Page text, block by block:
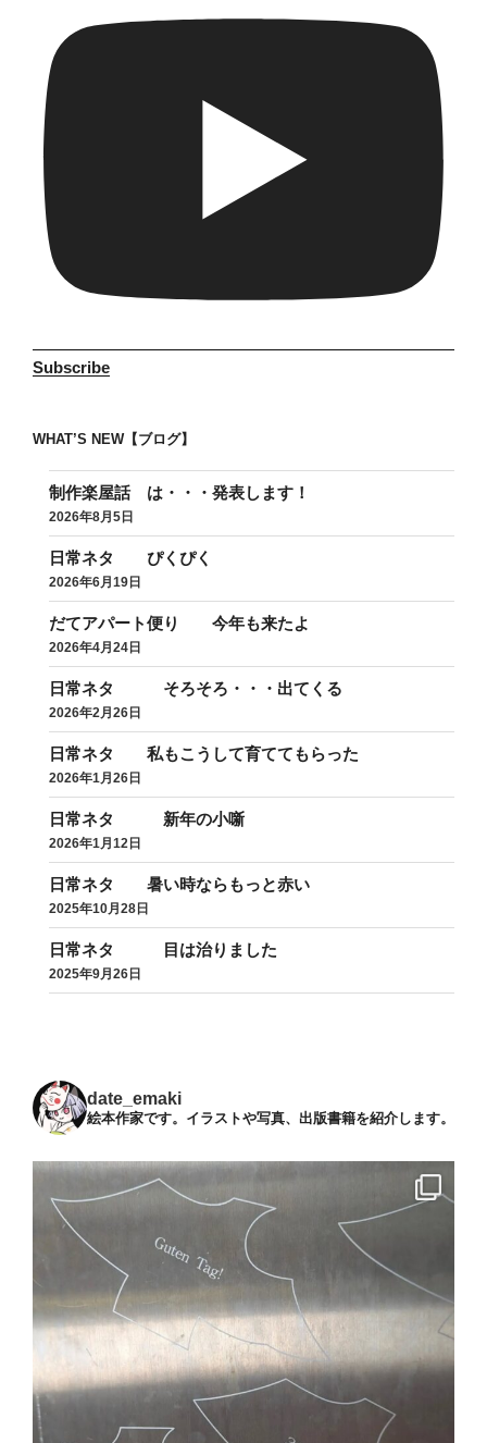
Subscribe
WHAT’S NEW【ブログ】
制作楽屋話 は・・・発表します！
2026年8月5日
日常ネタ ぴくぴく
2026年6月19日
だてアパート便り 今年も来たよ
2026年4月24日
日常ネタ そろそろ・・・出てくる
2026年2月26日
日常ネタ 私もこうして育ててもらった
2026年1月26日
日常ネタ 新年の小噺
2026年1月12日
日常ネタ 暑い時ならもっと赤い
2025年10月28日
日常ネタ 目は治りました
2025年9月26日
date_emaki
絵本作家です。イラストや写真、出版書籍を紹介します。